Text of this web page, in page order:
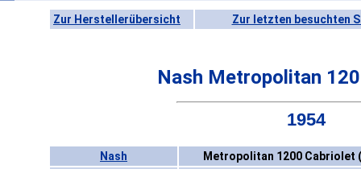
Zur Herstellerübersicht Zur letzten besuchten
Nash Metropolitan
1954
Nash Metropolitan 1200 Cabriolet